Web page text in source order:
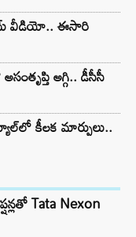
వీడియో.. ఈసారి
అగ్గి.. డీసీసీ
కీలక మార్పులు..
Tata Nexon